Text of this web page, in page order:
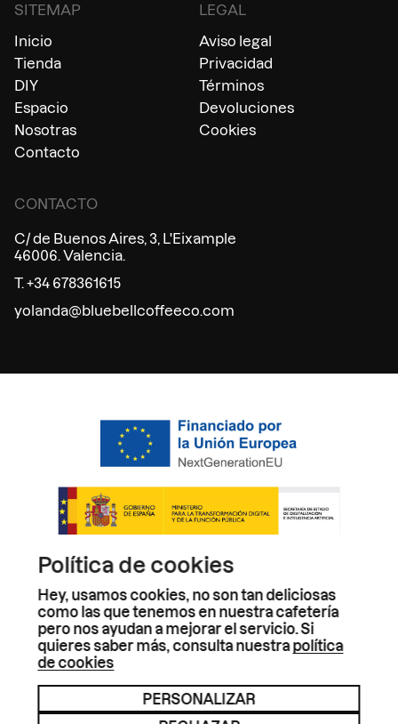
SITEMAP
Inicio
Tienda
DIY
Espacio
Nosotras
Contacto
LEGAL
Aviso legal
Privacidad
Términos
Devoluciones
Cookies
CONTACTO
C/ de Buenos Aires, 3, L'Eixample
46006. Valencia.
T. +34 678361615
yolanda@bluebellcoffeeco.com
Política de cookies
Hey, usamos cookies, no son tan deliciosas
como las que tenemos en nuestra cafetería
pero nos ayudan a mejorar el servicio. Si
quieres saber más, consulta nuestrapolítica
de cookies
PERSONALIZAR